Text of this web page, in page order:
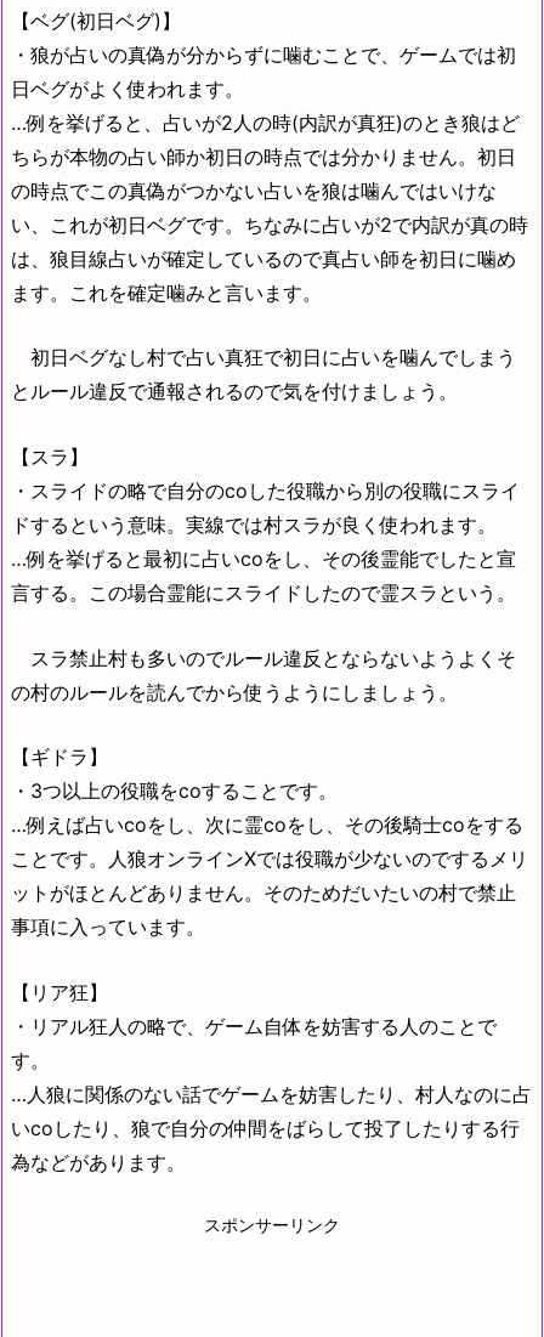
【ベグ(初日ベグ)】
・狼が占いの真偽が分からずに噛むことで、ゲームでは初
日ベグがよく使われます。
…例を挙げると、占いが2人の時(内訳が真狂)のとき狼はど
ちらが本物の占い師か初日の時点では分かりません。初日
の時点でこの真偽がつかない占いを狼は噛んではいけな
い、これが初日ベグです。ちなみに占いが2で内訳が真の時
は、狼目線占いが確定しているので真占い師を初日に噛め
ます。これを確定噛みと言います。
初日ベグなし村で占い真狂で初日に占いを噛んでしまう
とルール違反で通報されるので気を付けましょう。
【スラ】
・スライドの略で自分のcoした役職から別の役職にスライ
ドするという意味。実線では村スラが良く使われます。
…例を挙げると最初に占いcoをし、その後霊能でしたと宣
言する。この場合霊能にスライドしたので霊スラという。
スラ禁止村も多いのでルール違反とならないようよくそ
の村のルールを読んでから使うようにしましょう。
【ギドラ】
・3つ以上の役職をcoすることです。
…例えば占いcoをし、次に霊coをし、その後騎士coをする
ことです。人狼オンラインXでは役職が少ないのでするメリ
ットがほとんどありません。そのためだいたいの村で禁止
事項に入っています。
【リア狂】
・リアル狂人の略で、ゲーム自体を妨害する人のことで
す。
…人狼に関係のない話でゲームを妨害したり、村人なのに占
いcoしたり、狼で自分の仲間をばらして投了したりする行
為などがあります。
スポンサーリンク